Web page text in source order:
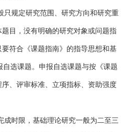
规定研究范围、研究方向和研究重
目，没有明确的研究对象或问题指
符合《课题指南》的指导思想和基
选课题。申报自选课题与按《课题
、评审标准、立项指标、资助强度
时限，基础理论研究一般为二至三